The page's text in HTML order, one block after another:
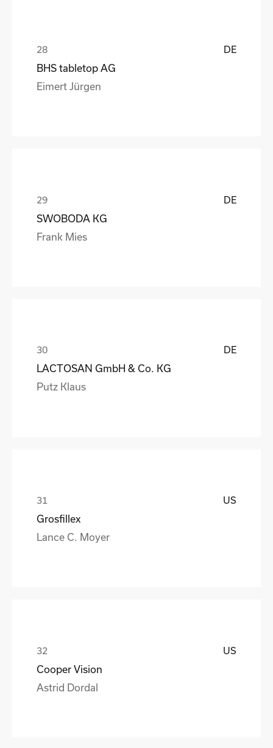
DE
BHS tabletop AG
Eimert Jürgen
DE
SWOBODA KG
Frank Mies
DE
LACTOSAN GmbH & Co. KG
Putz Klaus
US
Grosfillex
Lance C. Moyer
US
Cooper Vision
Astrid Dordal